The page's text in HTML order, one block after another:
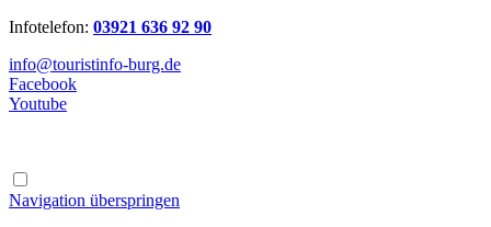
Infotelefon: 03921 636 92 90
info@touristinfo-burg.de
Facebook
Youtube
Navigation überspringen